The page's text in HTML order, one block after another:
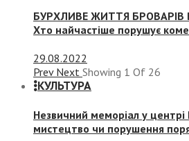
БУРХЛИВЕ ЖИТТЯ БРОВАРІВ
Хто найчастіше порушує
29.08.2022
Prev Next Showing 1 Of 26
КУЛЬТУРА
Незвичний меморіал у центрі
мистецтво чи порушення